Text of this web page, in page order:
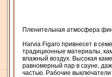
Пленительная атмосфера
Harvia Figaro привнесет в
традиционные материалы,
влажный воздух. Высокая
равномерный пар в сауне,
частью. Рабочие